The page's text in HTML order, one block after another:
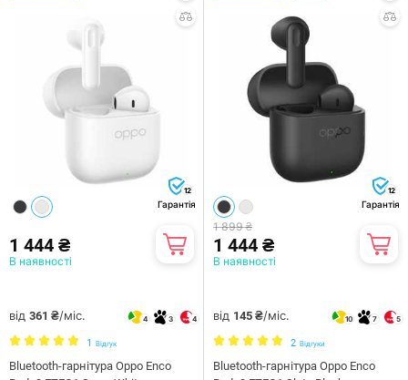
12
Гарантія
1 444 ₴
В наявності
від 361 ₴/міс. 4 3 4
1 Відгук
Bluetooth-гарнітура Oppo Enco
12
Гарантія
1 899 ₴
1 444 ₴
В наявності
від 145 ₴/міс. 10 7 5
2 Відгуки
Bluetooth-гарнітура Oppo Enco